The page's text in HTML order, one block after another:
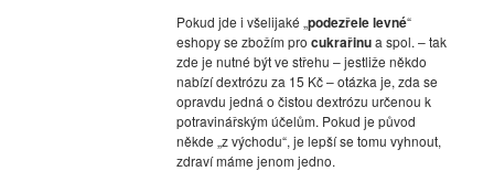
Pokud jde i všelijaké „podezřele levné“
eshopy se zbožím pro cukrařinua spol. – tak
zde je nutné být ve střehu – jestliže někdo
nabízí dextrózu za 15 Kč – otázka je, zda se
opravdu jedná o čistou dextrózu určenou k
potravinářským účelům. Pokud je původ
někde „z východu“, je lepší se tomu vyhnout,
zdraví máme jenom jedno.